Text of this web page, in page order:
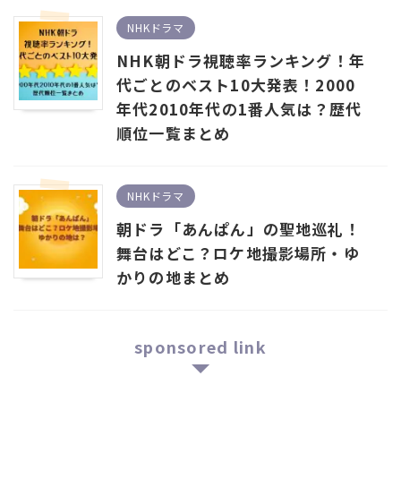
NHKドラマ
NHK朝ドラ視聴率ランキング！年
代ごとのベスト10大発表！2000
年代2010年代の1番人気は？歴代
順位一覧まとめ
NHKドラマ
朝ドラ「あんぱん」の聖地巡礼！
舞台はどこ？ロケ地撮影場所・ゆ
かりの地まとめ
sponsored link